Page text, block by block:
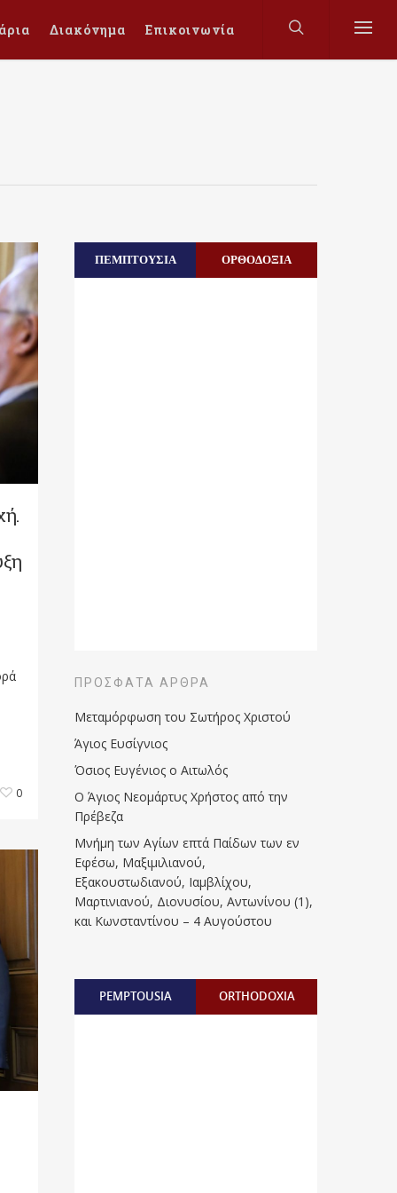
Διακόνημα Επικοινωνία
0
ΠΕΜΠΤΟΥΣΙΑ ΟΡΘΟΔΟΞΙΑ
ΠΡΌΣΦΑΤΑ ΆΡΘΡΑ
Μεταμόρφωση του Σωτήρος Χριστού
Άγιος Ευσίγνιος
Όσιος Ευγένιος ο Αιτωλός
Ο Άγιος Νεομάρτυς Χρήστος από την
Πρέβεζα
Μνήμη των Aγίων επτά Παίδων των εν
Eφέσω, Mαξιμιλιανού,
Eξακουστωδιανού, Iαμβλίχου,
Mαρτινιανού, Διονυσίου, Aντωνίνου (1),
και Kωνσταντίνου – 4 Αυγούστου
PEMPTOUSIA ORTHODOXIA